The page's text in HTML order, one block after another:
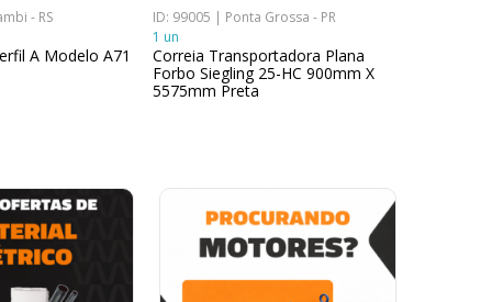
- RS
A Modelo A71
ID: 99005 | Ponta Grossa - PR
1 un
Correia Transportadora Plana
Forbo Siegling 25-HC 900mm X
5575mm Preta